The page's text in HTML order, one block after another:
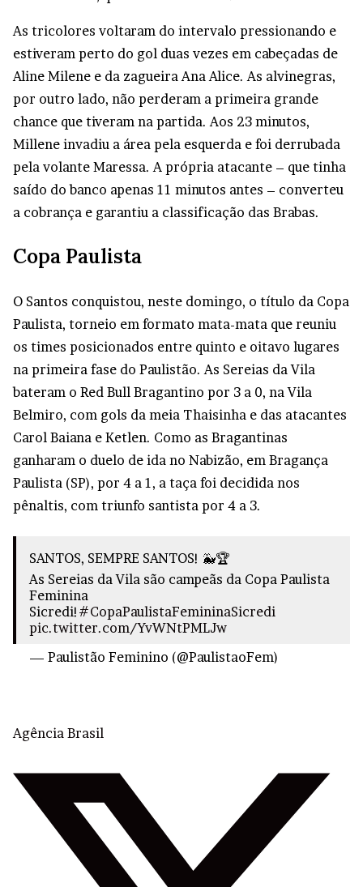
As tricolores voltaram do intervalo pressionando e
estiveram perto do gol duas vezes em cabeçadas de
Aline Milene e da zagueira Ana Alice. As alvinegras,
por outro lado, não perderam a primeira grande
chance que tiveram na partida. Aos 23 minutos,
Millene invadiu a área pela esquerda e foi derrubada
pela volante Maressa. A própria atacante – que tinha
saído do banco apenas 11 minutos antes – converteu
a cobrança e garantiu a classificação das Brabas.
Copa Paulista
O Santos conquistou, neste domingo, o título da Copa
Paulista, torneio em formato mata-mata que reuniu
os times posicionados entre quinto e oitavo lugares
na primeira fase do Paulistão. As Sereias da Vila
bateram o Red Bull Bragantino por 3 a 0, na Vila
Belmiro, com gols da meia Thaisinha e das atacantes
Carol Baiana e Ketlen. Como as Bragantinas
ganharam o duelo de ida no Nabizão, em Bragança
Paulista (SP), por 4 a 1, a taça foi decidida nos
pênaltis, com triunfo santista por 4 a 3.
SANTOS, SEMPRE SANTOS! 🐳🏆
As Sereias da Vila são campeãs da Copa Paulista
Feminina
Sicredi! #CopaPaulistaFemininaSicredi
pic.twitter.com/YvWNtPMLJw
— Paulistão Feminino (@PaulistaoFem)
Agência Brasil